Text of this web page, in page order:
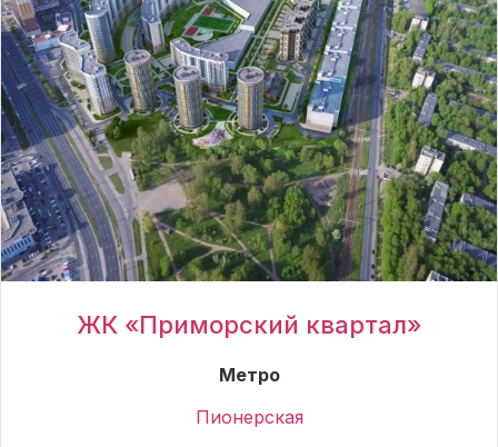
ЖК «Приморский квартал»
Метро
Пионерская